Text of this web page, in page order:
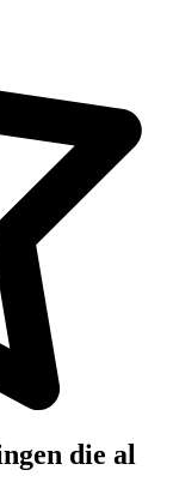
die al